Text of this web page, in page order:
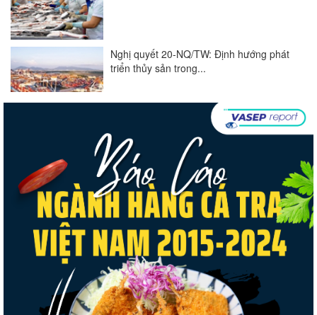
Nghị quyết 20-NQ/TW: Định hướng phát
triển thủy sản trong...
Góp ý Dự thảo Luật An toàn thực phẩm
(sửa đổi)
Thuế Mục 301 và bài toán thích ứng của
tôm Việt tại thị...
VASEP chào đón Công ty Cổ phần Thương
mại Sim Ba gia nhập...